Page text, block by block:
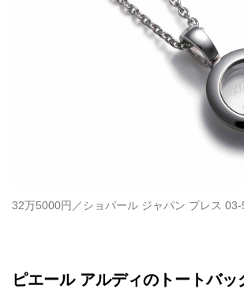
32万5000円／ショパール ジャパン プレス
ピエール アルディのトートバッ